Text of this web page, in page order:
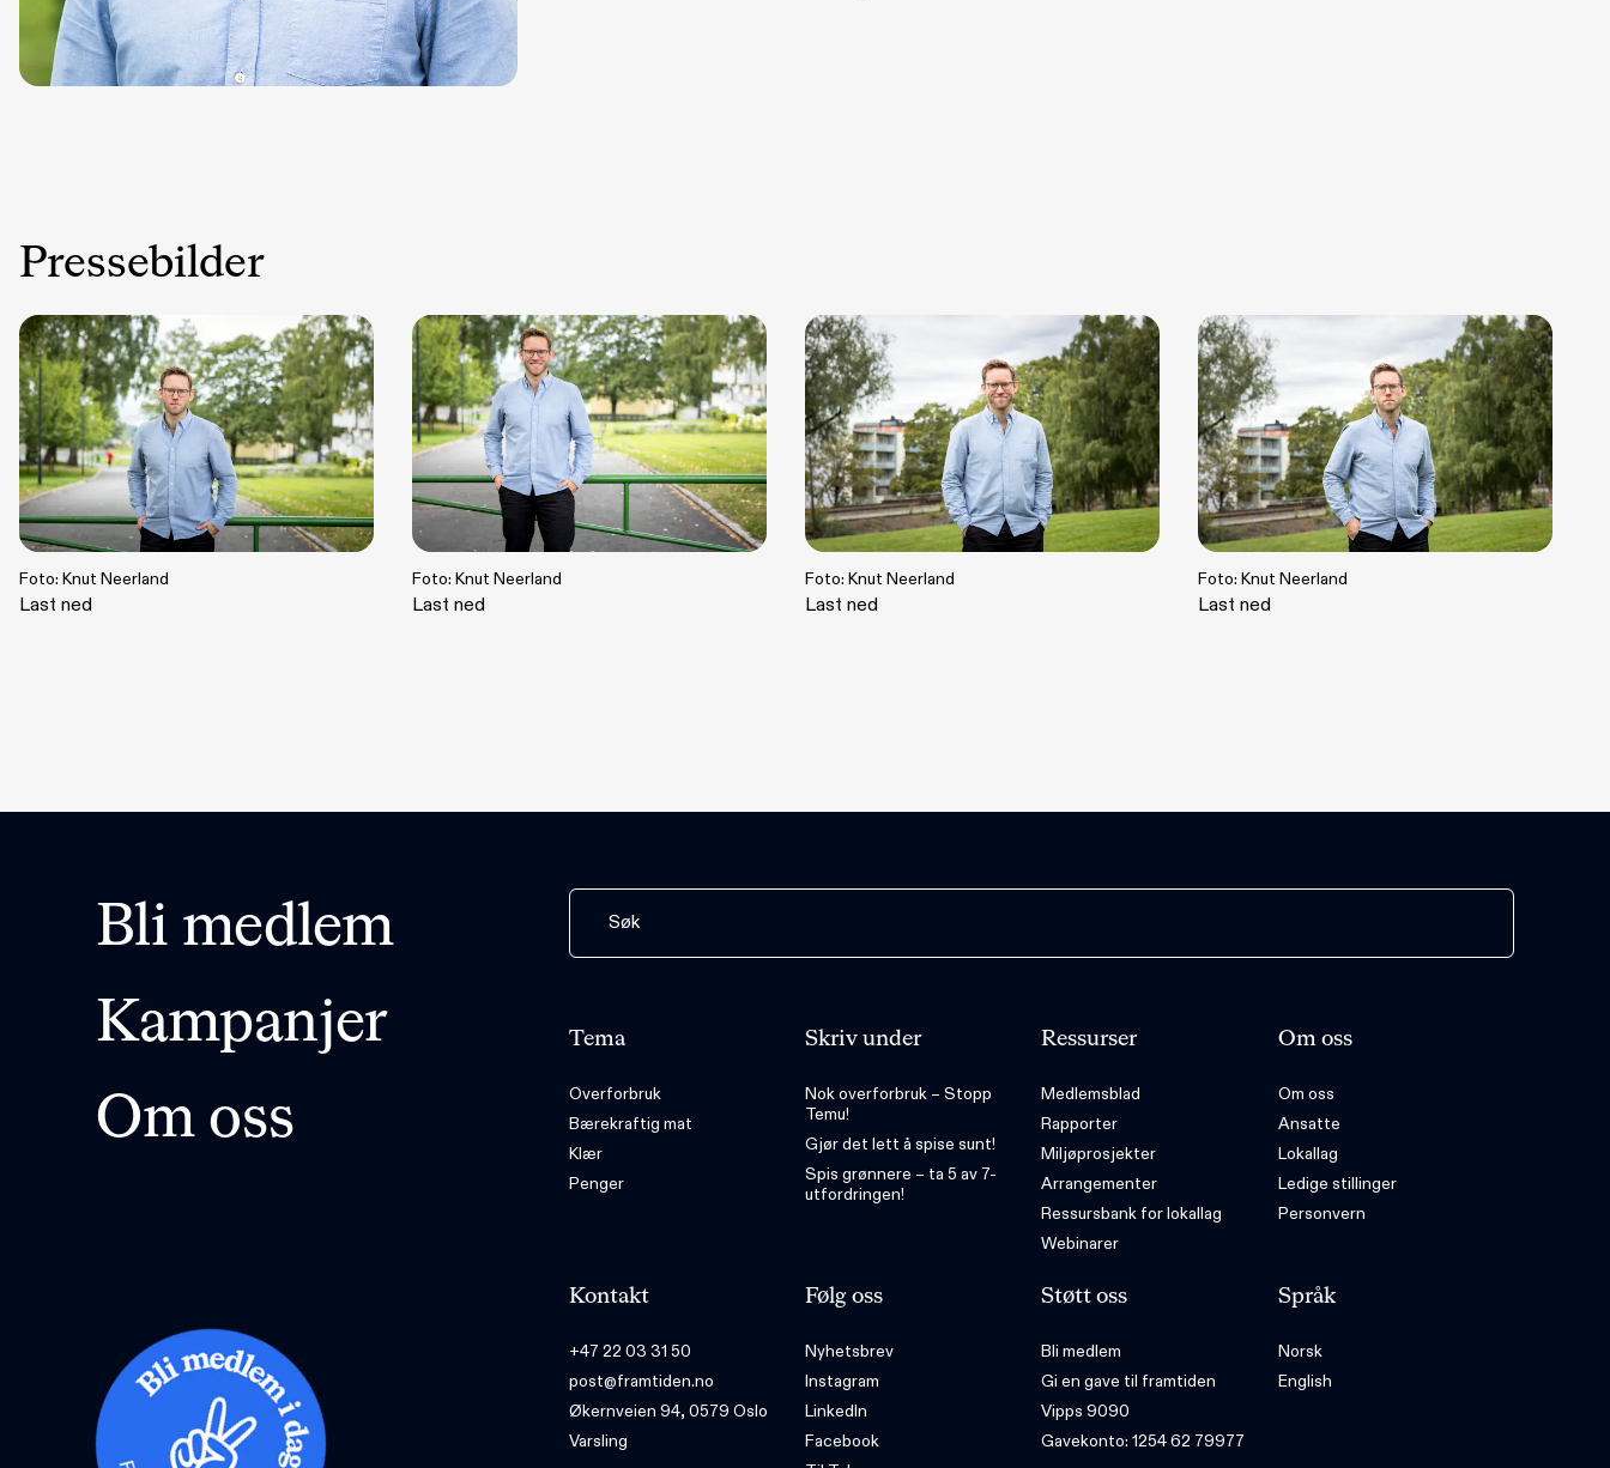
Pressebilder
Foto: Knut Neerland
Last ned
Foto: Knut Neerland
Last ned
Foto: Knut Neerland
Last ned
Foto: Knut Neerland
Last ned
Bli medlem
Kampanjer
Om oss
Tema
Overforbruk
Bærekraftig mat
Klær
Penger
Skriv under
Nok overforbruk – Stopp
Temu!
Gjør det lett å spise sunt!
Spis grønnere – ta 5 av 7-
utfordringen!
Ressurser
Medlemsblad
Rapporter
Miljøprosjekter
Arrangementer
Ressursbank for lokallag
Webinarer
Om oss
Om oss
Ansatte
Lokallag
Ledige stillinger
Personvern
Kontakt
+47 22 03 31 50
post@framtiden.no
Økernveien 94, 0579 Oslo
Varsling
Følg oss
Nyhetsbrev
Instagram
LinkedIn
Facebook
Støtt oss
Bli medlem
Gi en gave til framtiden
Vipps 9090
Gavekonto: 1254 62 79977
Språk
Norsk
English